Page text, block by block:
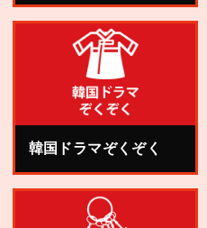
韓国ドラマぞくぞく